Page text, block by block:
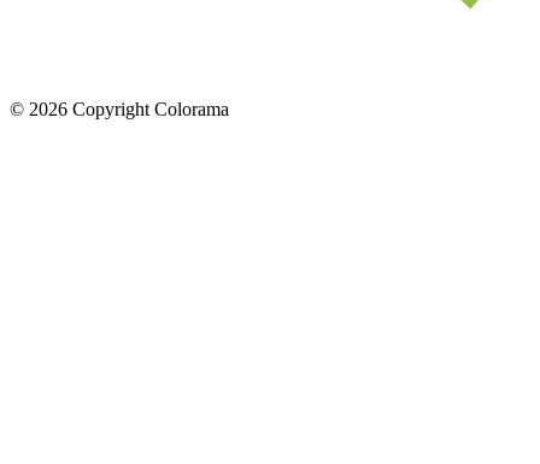
© 2026 Copyright Colorama